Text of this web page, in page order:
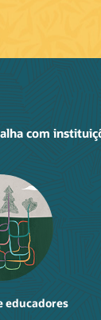
com
educadores